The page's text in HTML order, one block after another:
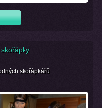
skořápkářů.